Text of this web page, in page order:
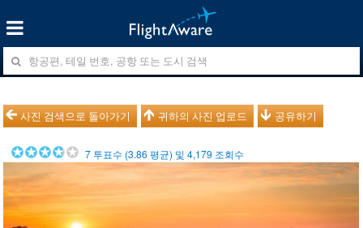
사진 검색으로 돌아가기 귀하의 사진 업로드 공유하기
7 투표수 (3.86 평균) 및4,179 조회수